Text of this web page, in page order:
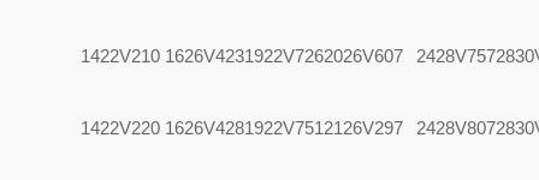
1422V210 1626V4231922V7262026V607 2428V757
1422V220 1626V4281922V7512126V297 2428V807